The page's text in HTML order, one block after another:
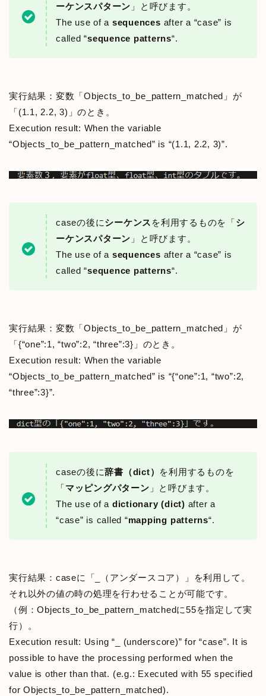
ーケンスパターン 」と呼びます。
The use of a sequences after a “case” is
called “sequence patterns“.
実行結果：変数「Objects_to_be_pattern_matched」が
「(1.1, 2.2, 3)」のとき。
Execution result: When the variable
“Objects_to_be_pattern_matched” is “(1.1, 2.2, 3)”.
caseの後にシーケンス を利用するものを「シ
ーケンスパターン 」と呼びます。
The use of a sequences after a “case” is
called “sequence patterns“.
実行結果：変数「Objects_to_be_pattern_matched」が
「{“one”:1, “two”:2, “three”:3}」のとき。
Execution result: When the variable
“Objects_to_be_pattern_matched” is “{“one”:1, “two”:2,
“three”:3}”.
caseの後に辞書（dict） を利用するものを
「マッピングパターン 」と呼びます。
The use of a dictionary (dict) after a
“case” is called “mapping patterns“.
実行結果：caseに「_（アンダースコア）」を利用して。
それ以外の値の時の処理を行わせることが可能です。
（例：Objects_to_be_pattern_matchedに55を指定して実
行）。
Execution result: Using “_ (underscore)” for “case”. It is
possible to have the processing performed when the
value is other than that. (e.g.: Executed with 55 specified
for Objects_to_be_pattern_matched).